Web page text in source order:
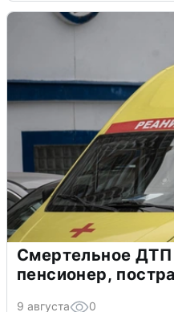
Смертельное
пенсионер,
9 августа 0